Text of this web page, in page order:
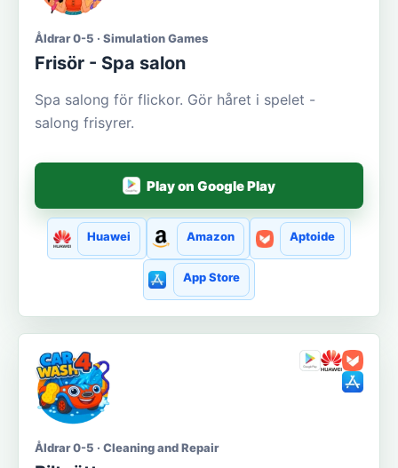
Åldrar 0-5 · Simulation Games
Frisör - Spa salon
Spa salong för flickor. Gör håret i spelet -
salong frisyrer.
Play on Google Play
Huawei Amazon Aptoide
App Store
Åldrar 0-5 · Cleaning and Repair